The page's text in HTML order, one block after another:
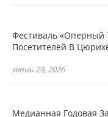
Фестиваль «Оперный
Посетителей В
июнь 29, 2026
Медианная Годовая